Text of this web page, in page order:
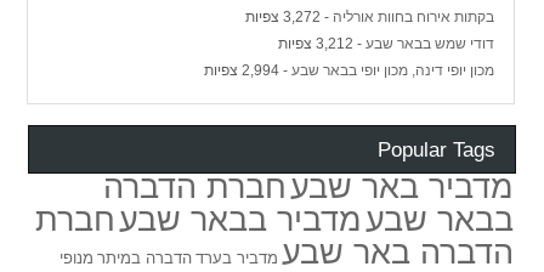
בקתות אירוח בחוות אורליה - 3,272 צפיות
דודי שמש בבאר שבע - 3,212 צפיות
מכון יופי דינה, מכון יופי בבאר שבע - 2,994 צפיות
Popular Tags
מדביר באר שבעחברת הדברה
בבאר שבעמדביר בבאר שבעחברת
הדברה באר שבע מדביר בערד הדברה במיתר מנופי